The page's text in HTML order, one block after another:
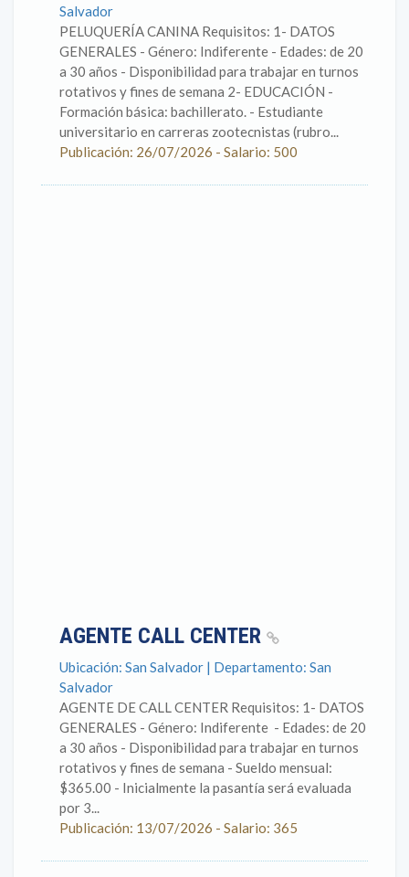
Salvador
PELUQUERÍA CANINA Requisitos: 1- DATOS
GENERALES - Género: Indiferente - Edades: de 20
a 30 años - Disponibilidad para trabajar en turnos
rotativos y fines de semana 2- EDUCACIÓN -
Formación básica: bachillerato. - Estudiante
universitario en carreras zootecnistas (rubro...
Publicación: 26/07/2026 - Salario: 500
AGENTE CALL CENTER
Ubicación: San Salvador | Departamento: San
Salvador
AGENTE DE CALL CENTER Requisitos: 1- DATOS
GENERALES - Género: Indiferente - Edades: de 20
a 30 años - Disponibilidad para trabajar en turnos
rotativos y fines de semana - Sueldo mensual:
$365.00 - Inicialmente la pasantía será evaluada
por 3...
Publicación: 13/07/2026 - Salario: 365